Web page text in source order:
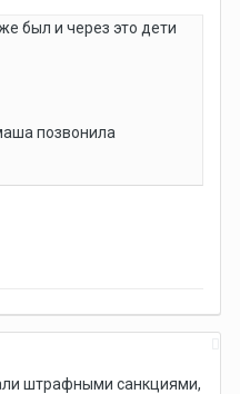
был и через это дети
позвонила
штрафными санкциями,